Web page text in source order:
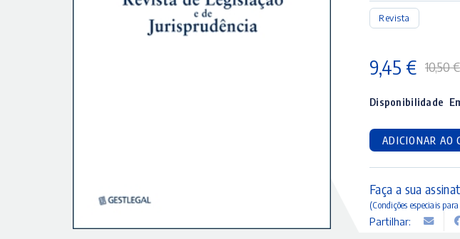
Revista
10,50€
9,45 €
Disponibilidade
ADICIONAR AO
Faça a sua
(Condições especiais
Partilhar: